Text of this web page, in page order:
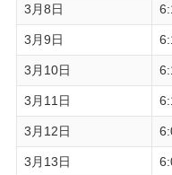
3月8日
3月9日
3月10日
3月11日
3月12日
3月13日